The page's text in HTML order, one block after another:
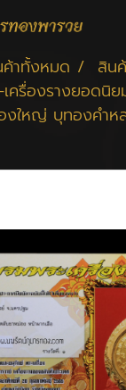
าทั้งหมด
สิน
เครื่องรางยอดนิย
งใหญ่ บุทองคำห